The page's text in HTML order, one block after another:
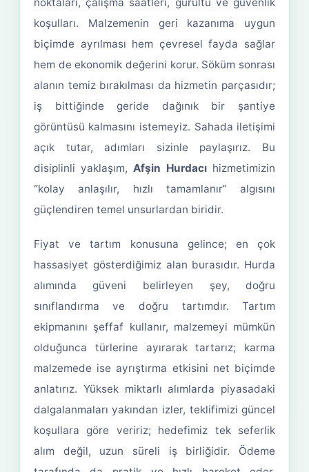
koşulları. Malzemenin geri kazanıma uygun
biçimde ayrılması hem çevresel fayda sağlar
hem de ekonomik değerini korur. Söküm sonrası
alanın temiz bırakılması da hizmetin parçasıdır;
iş bittiğinde geride dağınık bir şantiye
görüntüsü kalmasını istemeyiz. Sahada iletişimi
açık tutar, adımları sizinle paylaşırız. Bu
disiplinli yaklaşım, Afşin Hurdacı hizmetimizin
“kolay anlaşılır, hızlı tamamlanır” algısını
güçlendiren temel unsurlardan biridir.
Fiyat ve tartım konusuna gelince; en çok
hassasiyet gösterdiğimiz alan burasıdır. Hurda
alımında güveni belirleyen şey, doğru
sınıflandırma ve doğru tartımdır. Tartım
ekipmanını şeffaf kullanır, malzemeyi mümkün
olduğunca türlerine ayırarak tartarız; karma
malzemede ise ayrıştırma etkisini net biçimde
anlatırız. Yüksek miktarlı alımlarda piyasadaki
dalgalanmaları yakından izler, teklifimizi güncel
koşullara göre veririz; hedefimiz tek seferlik
alım değil, uzun süreli iş birliğidir. Ödeme